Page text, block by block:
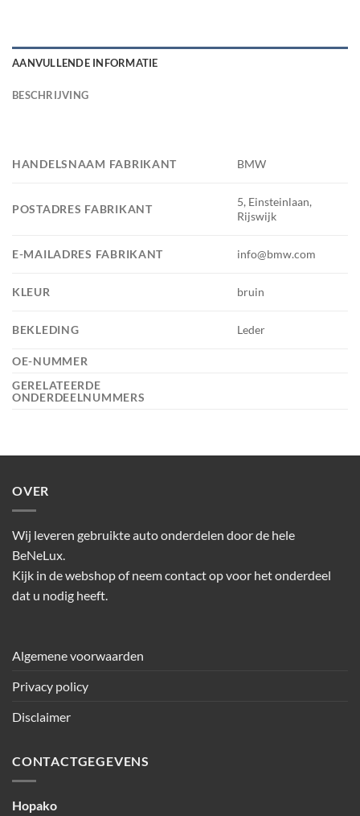
AANVULLENDE INFORMATIE
BESCHRIJVING
HANDELSNAAM FABRIKANT BMW
POSTADRES FABRIKANT
5, Einsteinlaan,
Rijswijk
E-MAILADRES FABRIKANT info@bmw.com
KLEUR bruin
BEKLEDING Leder
OE-NUMMER
GERELATEERDE
ONDERDEELNUMMERS
OVER
Wij leveren gebruikte auto onderdelen door de hele
BeNeLux.
Kijk in de webshop of neem contact op voor het onderdeel
dat u nodig heeft.
Algemene voorwaarden
Privacy policy
Disclaimer
CONTACTGEGEVENS
Hopako